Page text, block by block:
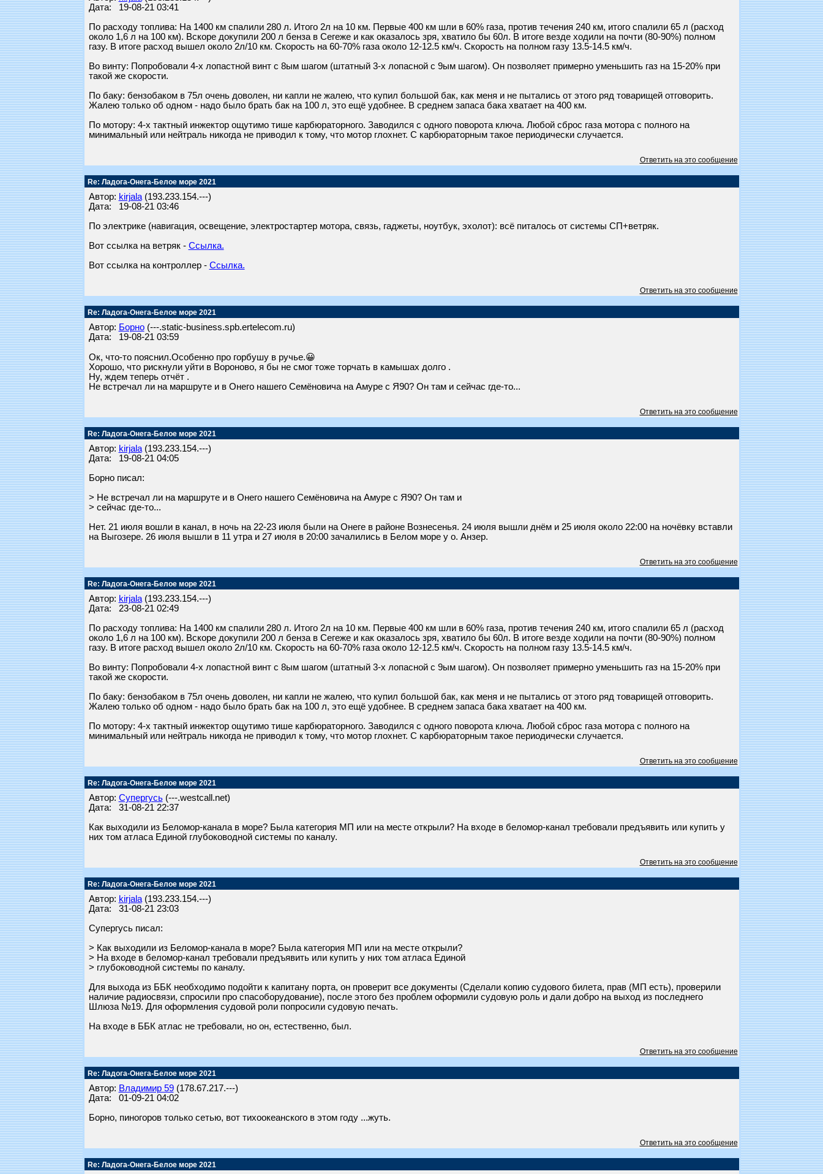
Дата: 19-08-21 03:41
По расходу топлива: На 1400 км спалили 280 л. Итого 2л на 10 км. Первые 400 км шли в 60% газа, против течения 240 км, итого спалили 65 л (расход
около 1,6 л на 100 км). Вскоре докупили 200 л бенза в Сегеже и как оказалось зря, хватило бы 60л. В итоге везде ходили на почти (80-90%) полном
газу. В итоге расход вышел около 2л/10 км. Скорость на 60-70% газа около 12-12.5 км/ч. Скорость на полном газу 13.5-14.5 км/ч.
Во винту: Попробовали 4-х лопастной винт с 8ым шагом (штатный 3-х лопасной с 9ым шагом). Он позволяет примерно уменьшить газ на 15-20% при
такой же скорости.
По баку: бензобаком в 75л очень доволен, ни капли не жалею, что купил большой бак, как меня и не пытались от этого ряд товарищей отговорить.
Жалею только об одном - надо было брать бак на 100 л, это ещё удобнее. В среднем запаса бака хватает на 400 км.
По мотору: 4-х тактный инжектор ощутимо тише карбюраторного. Заводился с одного поворота ключа. Любой сброс газа мотора с полного на
минимальный или нейтраль никогда не приводил к тому, что мотор глохнет. С карбюраторным такое периодически случается.
Ответить на это сообщение
Re: Ладога-Онега-Белое море 2021
Автор: kirjala(193.233.154.---)
Дата: 19-08-21 03:46
По электрике (навигация, освещение, электростартер мотора, связь, гаджеты, ноутбук, эхолот): всё питалось от системы СП+ветряк.
Вот ссылка на ветряк - Ссылка.
Вот ссылка на контроллер - Ссылка.
Ответить на это сообщение
Re: Ладога-Онега-Белое море 2021
Автор: Борно(---.static-business.spb.ertelecom.ru)
Дата: 19-08-21 03:59
Ок, что-то пояснил.Особенно про горбушу в ручье.😀
Хорошо, что рискнули уйти в Вороново, я бы не смог тоже торчать в камышах долго .
Ну, ждем теперь отчёт .
Не встречал ли на маршруте и в Онего нашего Семёновича на Амуре с Я90? Он там и сейчас где-то...
Ответить на это сообщение
Re: Ладога-Онега-Белое море 2021
Автор: kirjala(193.233.154.---)
Дата: 19-08-21 04:05
Борно писал:
> Не встречал ли на маршруте и в Онего нашего Семёновича на Амуре с Я90? Он там и
> сейчас где-то...
Нет. 21 июля вошли в канал, в ночь на 22-23 июля были на Онеге в районе Вознесенья. 24 июля вышли днём и 25 июля около 22:00 на ночёвку вставли
на Выгозере. 26 июля вышли в 11 утра и 27 июля в 20:00 зачалились в Белом море у о. Анзер.
Ответить на это сообщение
Re: Ладога-Онега-Белое море 2021
Автор: kirjala(193.233.154.---)
Дата: 23-08-21 02:49
По расходу топлива: На 1400 км спалили 280 л. Итого 2л на 10 км. Первые 400 км шли в 60% газа, против течения 240 км, итого спалили 65 л (расход
около 1,6 л на 100 км). Вскоре докупили 200 л бенза в Сегеже и как оказалось зря, хватило бы 60л. В итоге везде ходили на почти (80-90%) полном
газу. В итоге расход вышел около 2л/10 км. Скорость на 60-70% газа около 12-12.5 км/ч. Скорость на полном газу 13.5-14.5 км/ч.
Во винту: Попробовали 4-х лопастной винт с 8ым шагом (штатный 3-х лопасной с 9ым шагом). Он позволяет примерно уменьшить газ на 15-20% при
такой же скорости.
По баку: бензобаком в 75л очень доволен, ни капли не жалею, что купил большой бак, как меня и не пытались от этого ряд товарищей отговорить.
Жалею только об одном - надо было брать бак на 100 л, это ещё удобнее. В среднем запаса бака хватает на 400 км.
По мотору: 4-х тактный инжектор ощутимо тише карбюраторного. Заводился с одного поворота ключа. Любой сброс газа мотора с полного на
минимальный или нейтраль никогда не приводил к тому, что мотор глохнет. С карбюраторным такое периодически случается.
Ответить на это сообщение
Re: Ладога-Онега-Белое море 2021
Автор: Супергусь(---.westcall.net)
Дата: 31-08-21 22:37
Как выходили из Беломор-канала в море? Была категория МП или на месте открыли? На входе в беломор-канал требовали предъявить или купить у
них том атласа Единой глубоководной системы по каналу.
Ответить на это сообщение
Re: Ладога-Онега-Белое море 2021
Автор: kirjala(193.233.154.---)
Дата: 31-08-21 23:03
Супергусь писал:
> Как выходили из Беломор-канала в море? Была категория МП или на месте открыли?
> На входе в беломор-канал требовали предъявить или купить у них том атласа Единой
> глубоководной системы по каналу.
Для выхода из ББК необходимо подойти к капитану порта, он проверит все документы (Сделали копию судового билета, прав (МП есть), проверили
наличие радиосвязи, спросили про спасоборудование), после этого без проблем оформили судовую роль и дали добро на выход из последнего
Шлюза №19. Для оформления судовой роли попросили судовую печать.
На входе в ББК атлас не требовали, но он, естественно, был.
Ответить на это сообщение
Re: Ладога-Онега-Белое море 2021
Автор: Владимир 59(178.67.217.---)
Дата: 01-09-21 04:02
Борно, пиногоров только сетью, вот тихоокеанского в этом году ...жуть.
Ответить на это сообщение
Re: Ладога-Онега-Белое море 2021